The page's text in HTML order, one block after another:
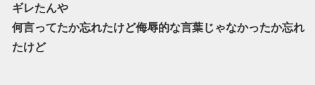
ギレたんや
何言ってたか忘れたけど侮辱的な言葉じゃなかったか忘れ
たけど